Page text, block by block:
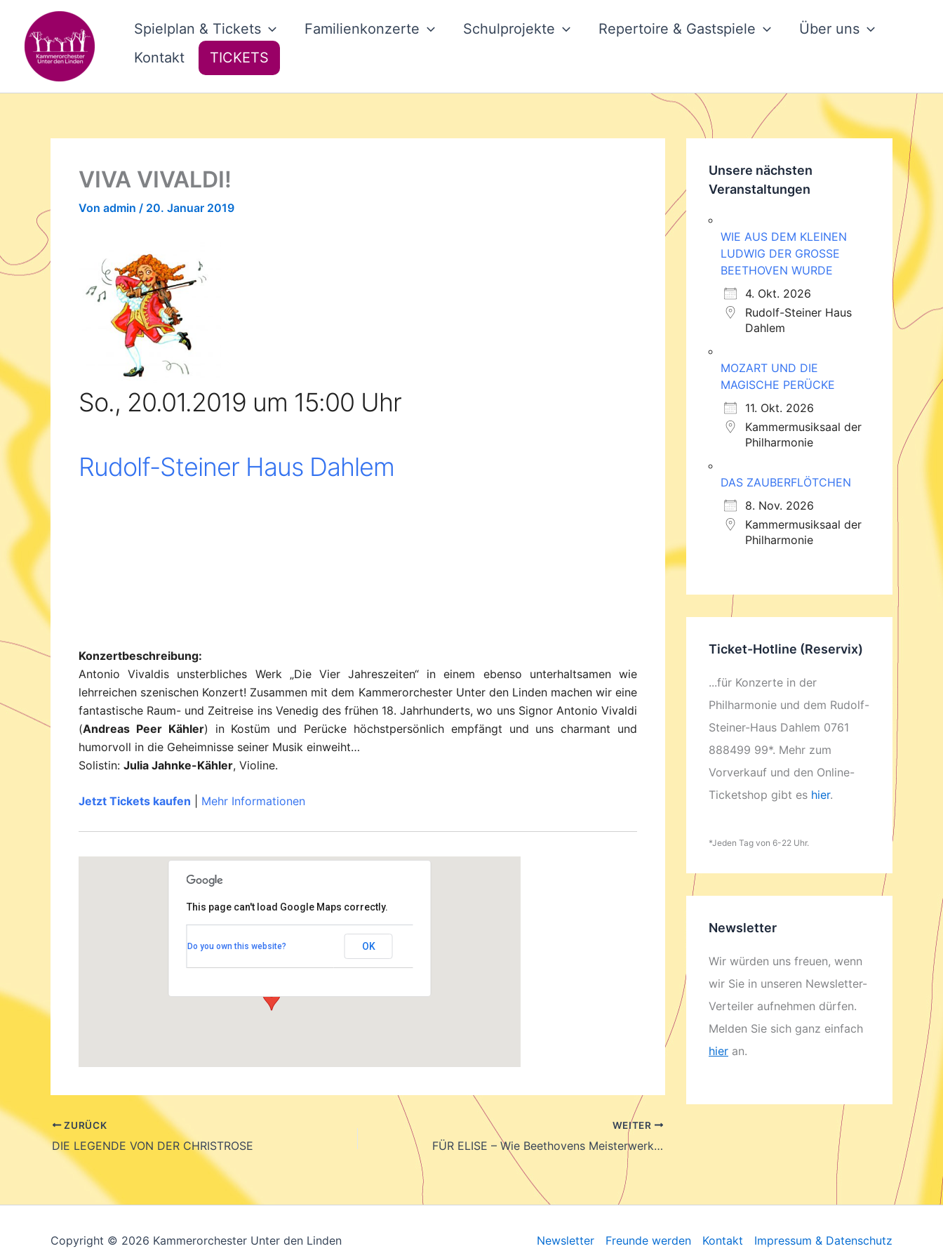
springen
Spielplan & Tickets Familienkonzerte Schulprojekte Repertoire & Gastspiele
Über uns
Kontakt
TICKETS
VIVA VIVALDI!
Von admin / 20. Januar 2019
So., 20.01.2019 um 15:00 Uhr
Rudolf-Steiner Haus Dahlem
Konzertbeschreibung:
Antonio Vivaldis unsterbliches Werk „Die Vier Jahreszeiten“ in einem ebenso unterhaltsamen wie
lehrreichen szenischen Konzert! Zusammen mit dem Kammerorchester Unter den Linden machen wir eine
fantastische Raum- und Zeitreise ins Venedig des frühen 18. Jahrhunderts, wo uns Signor Antonio Vivaldi
(Andreas Peer Kähler) in Kostüm und Perücke höchstpersönlich empfängt und uns charmant und
humorvoll in die Geheimnisse seiner Musik einweiht…
Solistin: Julia Jahnke-Kähler, Violine.
Jetzt Tickets kaufen Mehr Informationen
Rudolf-Steiner Haus Dahlem
Bernadottestrasse 90-92 - Berlin
This page can't load Google Maps correctly.
Do you own this website? OK
ZURÜCK
DIE LEGENDE VON DER CHRISTROSE
WEITER
FÜR ELISE – Wie Beethovens Meisterwerk wirklich entstand …
Unsere nächsten
Veranstaltungen
WIE AUS DEM KLEINEN
LUDWIG DER GROSSE
BEETHOVEN WURDE
4. Okt. 2026
Rudolf-Steiner Haus
Dahlem
MOZART UND DIE
MAGISCHE PERÜCKE
11. Okt. 2026
Kammermusiksaal der
Philharmonie
DAS ZAUBERFLÖTCHEN
8. Nov. 2026
Kammermusiksaal der
Philharmonie
Ticket-Hotline (Reservix)
...für Konzerte in der
Philharmonie und dem Rudolf-
Steiner-Haus Dahlem 0761
888499 99*. Mehr zum
Vorverkauf und den Online-
Ticketshop gibt es hier.
*Jeden Tag von 6-22 Uhr.
Newsletter
Wir würden uns freuen, wenn
wir Sie in unseren Newsletter-
Verteiler aufnehmen dürfen.
Melden Sie sich ganz einfach
hier an.
Copyright © 2026 Kammerorchester Unter den Linden Newsletter Freunde werden Kontakt Impressum & Datenschutz